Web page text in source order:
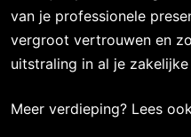
van je professionele
vergroot vertrouwen en
uitstraling in al je
Meer verdieping? Lees